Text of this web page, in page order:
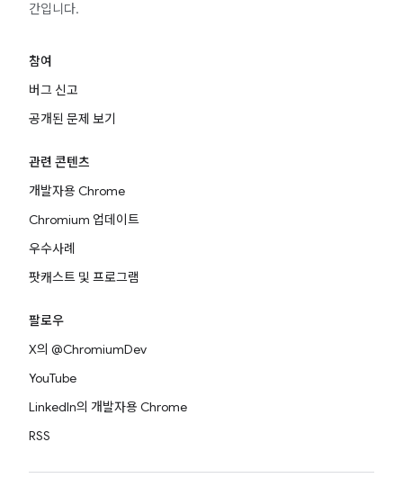
간입니다.
참여
버그 신고
공개된 문제 보기
관련 콘텐츠
개발자용 Chrome
Chromium 업데이트
우수사례
팟캐스트 및 프로그램
팔로우
X의 @ChromiumDev
YouTube
LinkedIn의 개발자용 Chrome
RSS